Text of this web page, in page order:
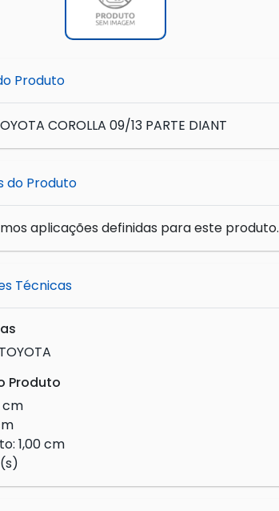
Produto
COROLLA 09/13 PARTE DIANT
do Produto
aplicações definidas para este produto.
Técnicas
Produto
cm
1,00 cm